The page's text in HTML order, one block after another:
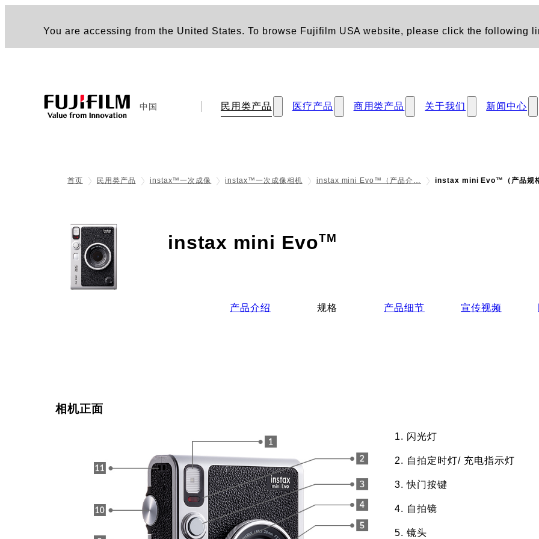
You are accessing from the United States. To browse Fujifilm USA website, please click the following
中国 民用类产品 医疗产品 商用类产品 关于我们 新闻中心
首页 民用类产品 instax™一次成像 instax™一次成像相机 instax mini Evo™（产品介… instax mini Evo™（产品规
instax mini EvoTM
产品介绍 规格 产品细节 宣传视频
相机正面
闪光灯
自拍定时灯/ 充电指示灯
快门按键
自拍镜
镜头